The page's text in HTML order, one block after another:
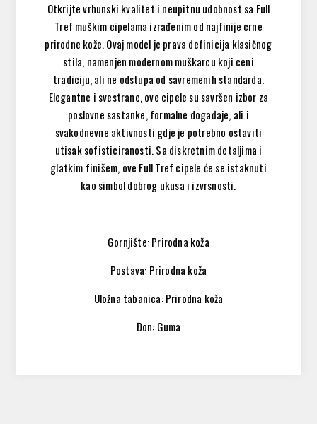
Otkrijte vrhunski kvalitet i neupitnu udobnost sa Full
Tref muškim cipelama izrađenim od najfinije crne
prirodne kože. Ovaj model je prava definicija klasičnog
stila, namenjen modernom muškarcu koji ceni
tradiciju, ali ne odstupa od savremenih standarda.
Elegantne i svestrane, ove cipele su savršen izbor za
poslovne sastanke, formalne događaje, ali i
svakodnevne aktivnosti gdje je potrebno ostaviti
utisak sofisticiranosti. Sa diskretnim detaljima i
glatkim finišem, ove Full Tref cipele će se istaknuti
kao simbol dobrog ukusa i izvrsnosti.
Gornjište: Prirodna koža
Postava: Prirodna koža
Uložna tabanica: Prirodna koža
Đon: Guma